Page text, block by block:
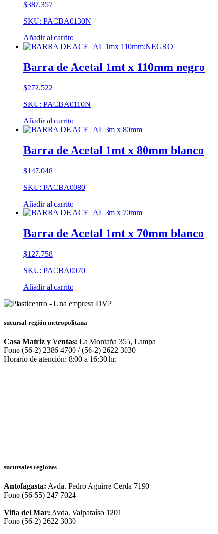
$387.357
SKU: PACBA0130N
Añadir al carrito
Barra de Acetal 1mt x 110mm negro
$272.522
SKU: PACBA0110N
Añadir al carrito
Barra de Acetal 1mt x 80mm blanco
$147.048
SKU: PACBA0080
Añadir al carrito
Barra de Acetal 1mt x 70mm blanco
$127.758
SKU: PACBA0070
Añadir al carrito
sucursal región metropolitana
Casa Matriz y Ventas: La Montaña 355, Lampa
Fono (56-2) 2386 4700 / (56-2) 2622 3030
Horario de atención: 8:00 a 16:30 hr.
sucursales regiones
Antofagasta: Avda. Pedro Aguirre Cerda 7190
Fono (56-55) 247 7024
Viña del Mar: Avda. Valparaíso 1201
Fono (56-2) 2622 3030